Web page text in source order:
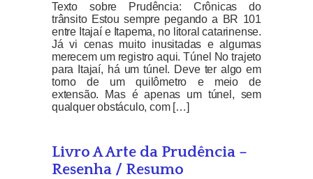
Texto sobre Prudência: Crônicas do
trânsito Estou sempre pegando a BR 101
entre Itajaí e Itapema, no litoral catarinense.
Já vi cenas muito inusitadas e algumas
merecem um registro aqui. Túnel No trajeto
para Itajaí, há um túnel. Deve ter algo em
torno de um quilômetro e meio de
extensão. Mas é apenas um túnel, sem
qualquer obstáculo, com […]
Livro A Arte da Prudência –
Resenha / Resumo